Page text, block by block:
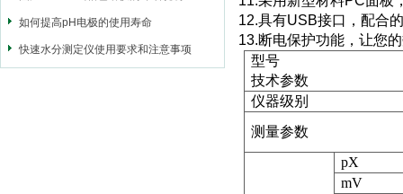
如何提高pH电极的使用寿命
快速水分测定仪使用要求和注意事项
12.具有USB接口，配合
13.断电保护功能，让您
型号
技术参数
仪器级别
测量参数
pX
mV